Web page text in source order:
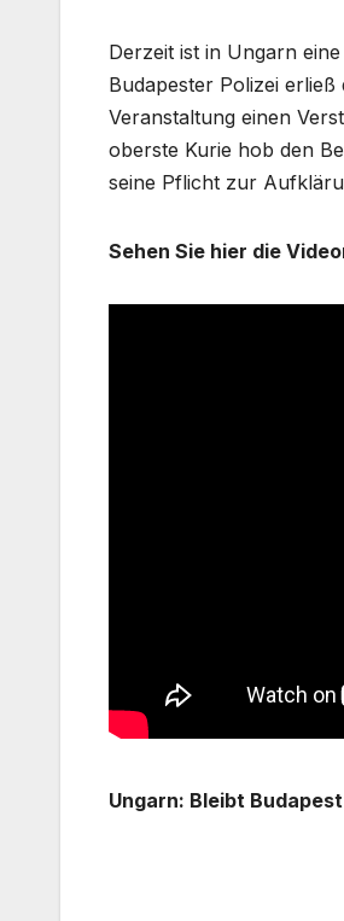
Derzeit ist in Ungarn
Budapester Polizei
Veranstaltung einen
oberste Kurie hob den
seine Pflicht zur
Sehen Sie hier die
Ungarn: Bleibt